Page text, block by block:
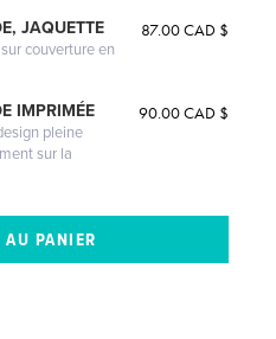
JAQUETTE
couverture en
87.00 CAD $
IMPRIMÉE
pleine
sur la
90.00 CAD $